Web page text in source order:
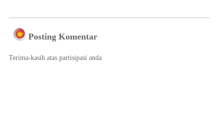
Posting Komentar
Terima-kasih atas partisipasi anda